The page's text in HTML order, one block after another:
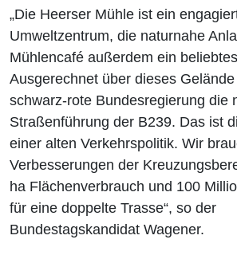
„Die Heerser Mühle ist ein
Umweltzentrum, die naturnahe
Mühlencafé außerdem ein
Ausgerechnet über dieses
schwarz-rote Bundesregierung die
Straßenführung der B239. Das ist
einer alten Verkehrspolitik. Wir
Verbesserungen der
ha Flächenverbrauch und 100
für eine doppelte Trasse“, so der
Bundestagskandidat Wagener.